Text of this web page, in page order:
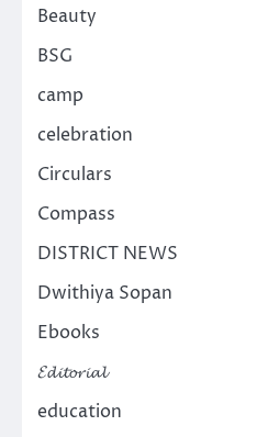
Beauty
BSG
camp
celebration
Circulars
Compass
DISTRICT NEWS
Dwithiya Sopan
Ebooks
𝓔𝓭𝓲𝓽𝓸𝓻𝓲𝓪𝓵
education